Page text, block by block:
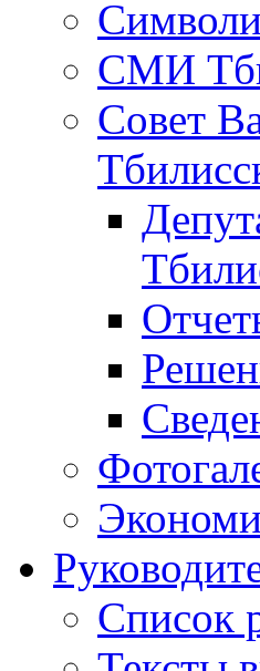
СМИ
Совет
Список